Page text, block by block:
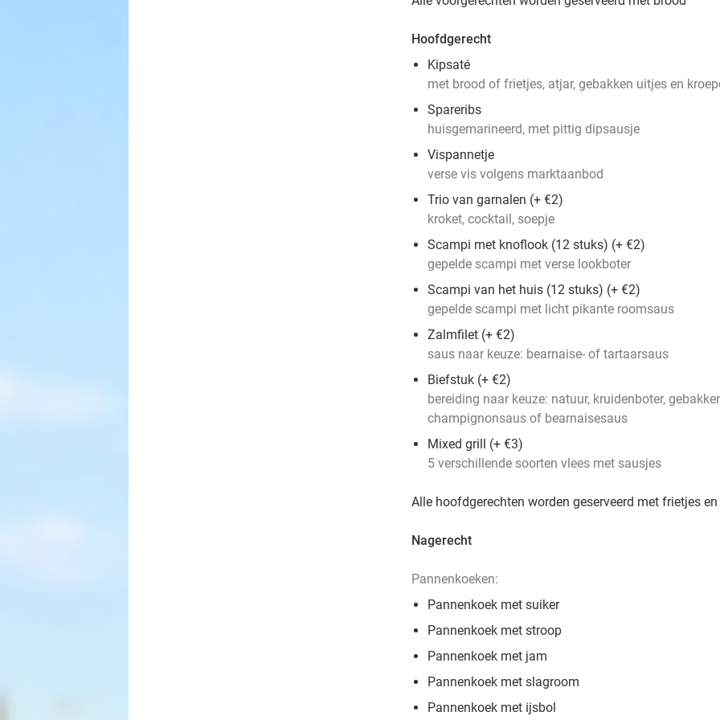
Hoofdgerecht
Kipsaté
met brood of frietjes, atjar, gebakken uitjes en
Spareribs
huisgemarineerd, met pittig dipsausje
Vispannetje
verse vis volgens marktaanbod
Trio van garnalen (+ €2)
kroket, cocktail, soepje
Scampi met knoflook (12 stuks) (+ €2)
gepelde scampi met verse lookboter
Scampi van het huis (12 stuks) (+ €2)
gepelde scampi met licht pikante roomsaus
Zalmfilet (+ €2)
saus naar keuze: bearnaise- of tartaarsaus
Biefstuk (+ €2)
bereiding naar keuze: natuur, kruidenboter,
champignonsaus of bearnaisesaus
Mixed grill (+ €3)
5 verschillende soorten vlees met sausjes
Alle hoofdgerechten worden geserveerd met frietjes
Nagerecht
Pannenkoeken:
Pannenkoek met suiker
Pannenkoek met stroop
Pannenkoek met jam
Pannenkoek met slagroom
Pannenkoek met ijsbol